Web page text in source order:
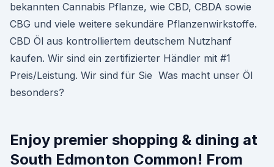
bekannten Cannabis Pflanze, wie CBD, CBDA sowie
CBG und viele weitere sekundäre Pflanzenwirkstoffe.
CBD Öl aus kontrolliertem deutschem Nutzhanf
kaufen. Wir sind ein zertifizierter Händler mit #1
Preis/Leistung. Wir sind für Sie Was macht unser Öl
besonders?
Enjoy premier shopping & dining at
South Edmonton Common! From